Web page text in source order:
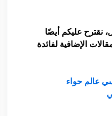
نقترح عليكم أيضًا
الإضافية لفائدة
عالم حواء